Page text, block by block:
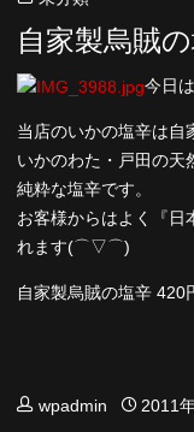
自家製烏賊
今日
当店のいかの塩辛は
いかのわた・戸田の天
純粋な塩辛です。
お客様からはよく『日
れます(⌒▽⌒)
自家製烏賊の塩辛 420
wpadmin 2011